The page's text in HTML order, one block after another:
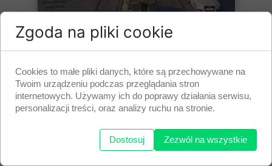
Inwestycja deweloperska - dom
bliźniaczy w Lewkowie
10 kwietnia 2026
Zakres naszych prac podczas
realizacji zlecenia:
instalacje elektryczne
montaże rozdzielnic...
Zgoda na pliki cookie
Cookies to małe pliki danych, które są przechowywane na
Twoim urządzeniu podczas przeglądania stron
internetowych. Używamy ich do poprawy działania serwisu,
personalizacji treści, oraz analizy ruchu na stronie.
Dostosuj Zezwól na wszystkie